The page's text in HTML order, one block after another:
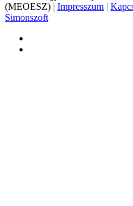
(MEOESZ) | Impresszum |
Simonszoft